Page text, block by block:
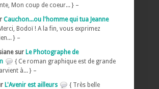
Mon coup de coeur... } –
Cauchon...ou l'homme qui tua Jeanne
Bodoï ! A la fin, vous exprimez
} –
sur Le Photographe de
{ Ce roman graphique est de grande
à... } –
L'Avenir est ailleurs
{ Très belle